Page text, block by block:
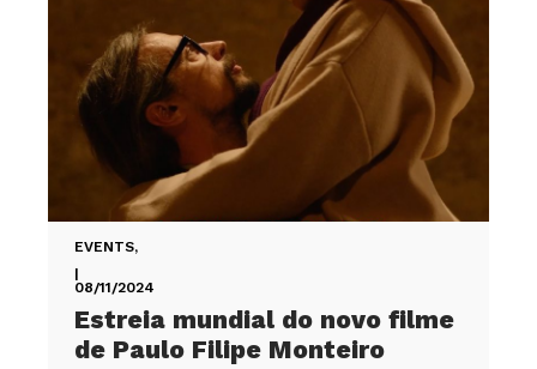
EVENTS,
|
08/11/2024
Estreia mundial do novo filme
de Paulo Filipe Monteiro